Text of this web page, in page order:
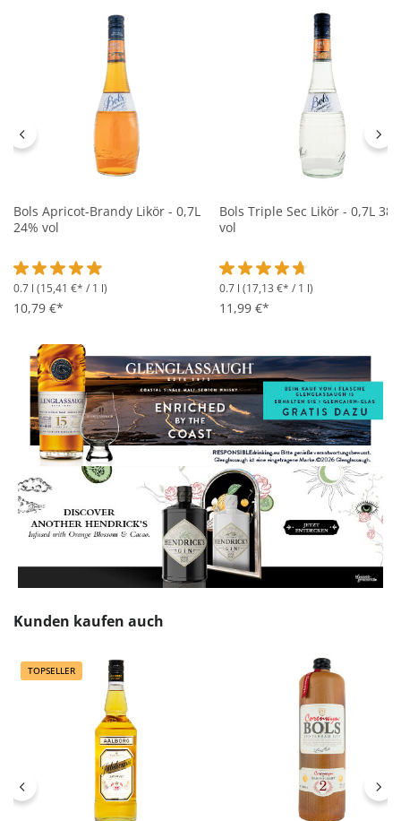
Bols Apricot-Brandy Likör - 0,7L
24% vol
Durchschnittliche Bewertung von 4.9 von 5 Sternen
0.7 l (15,41 €* / 1 l)
10,79 €*
Bols Triple Sec Likör - 0,7L
vol
Durchschnittliche
0.7 l (17,13 €* / 1 l)
11,99 €*
Produktgalerie überspringen
Kunden kaufen auch
TOPSELLER